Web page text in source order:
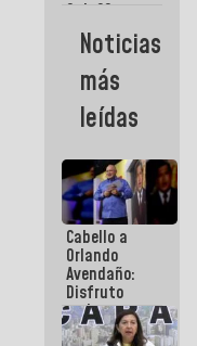
Sub 20
campeona
frente
México Sub
23 en los
Centroamericanos
Noticias
más
leídas
Cabello a
Orlando
Avendaño:
Disfruto
cada vez
que escribes